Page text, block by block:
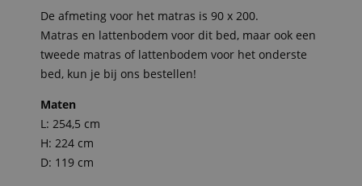
De afmeting voor het matras is 90 x 200.
Matras en lattenbodem voor dit bed, maar ook een
tweede matras of lattenbodem voor het onderste
bed, kun je bij ons bestellen!
Maten
L: 254,5 cm
H: 224 cm
D: 119 cm